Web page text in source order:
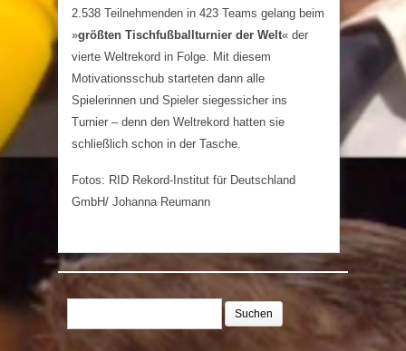
2.538 Teilnehmenden in 423 Teams gelang beim
»größten Tischfußballturnier der Welt« der
vierte Weltrekord in Folge. Mit diesem
Motivationsschub starteten dann alle
Spielerinnen und Spieler siegessicher ins
Turnier – denn den Weltrekord hatten sie
schließlich schon in der Tasche.
Fotos: RID Rekord-Institut für Deutschland
GmbH/ Johanna Reumann
Suchen